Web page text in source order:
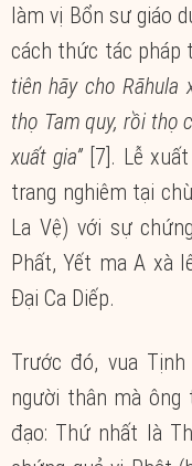
làm vị Bổn sư giáo
cách thức tác pháp
tiên hãy cho Rāhula
thọ Tam quy, rồi thọ
xuất gia”[7]. Lễ xuất
trang nghiêm tại
La Vệ) với sự
Phất, Yết ma A xà
Đại Ca Diếp.
Trước đó, vua
người thân mà
đạo: Thứ nhất là